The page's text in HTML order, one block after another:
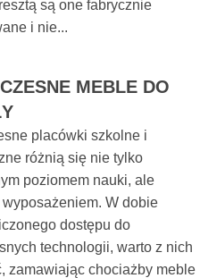
są one fabrycznie
i nie...
MEBLE DO
placówki szkolne i
różnią się nie tylko
poziomem nauki, ale
W dobie
dostępu do
technologii, warto z nich
zamawiając chociażby meble